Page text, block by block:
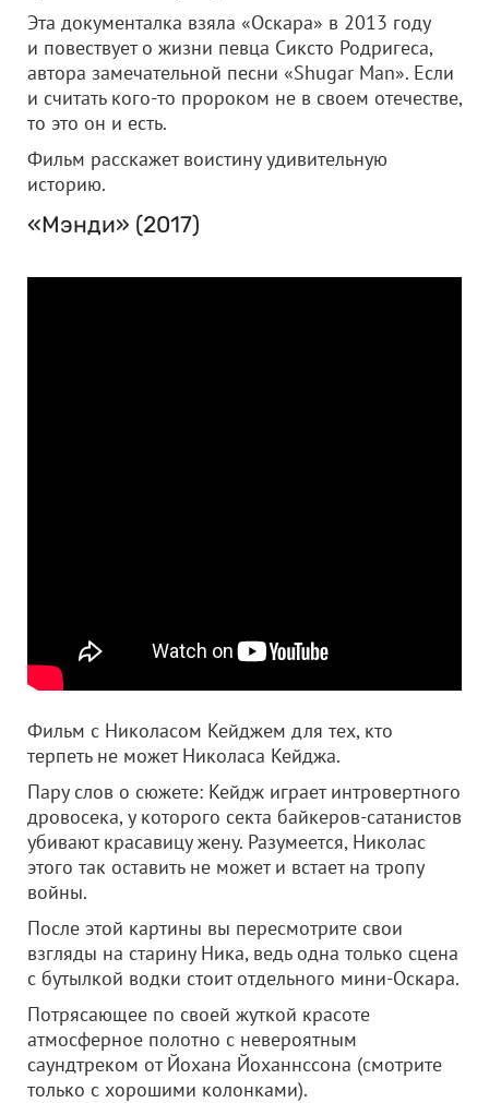
Эта документалка взяла «Оскара» в 2013 году
и повествует о жизни певца Сиксто Родригеса,
автора замечательной песни «Shugar Man». Если
и считать кого-то пророком не в своем отечестве,
то это он и есть.
Фильм расскажет воистину удивительную
историю.
«Мэнди» (2017)
Фильм с Николасом Кейджем для тех, кто
терпеть не может Николаса Кейджа.
Пару слов о сюжете: Кейдж играет интровертного
дровосека, у которого секта байкеров-сатанистов
убивают красавицу жену. Разумеется, Николас
этого так оставить не может и встает на тропу
войны.
После этой картины вы пересмотрите свои
взгляды на старину Ника, ведь одна только сцена
с бутылкой водки стоит отдельного мини-Оскара.
Потрясающее по своей жуткой красоте
атмосферное полотно с невероятным
саундтреком от Йохана Йоханнссона (смотрите
только с хорошими колонками).